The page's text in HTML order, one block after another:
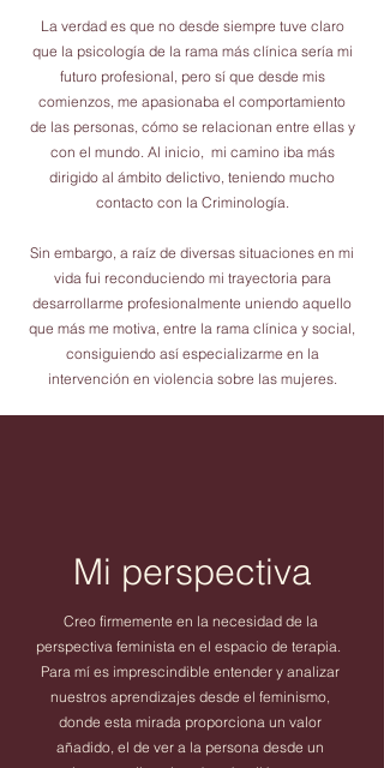
La verdad es que no desde siempre tuve claro
que la psicología de la rama más clínica sería mi
futuro profesional, pero sí que desde mis
comienzos, me apasionaba el comportamiento
de las personas, cómo se relacionan entre ellas y
con el mundo. Al inicio, mi camino iba más
dirigido al ámbito delictivo, teniendo mucho
contacto con la Criminología.
Sin embargo, a raíz de diversas situaciones en mi
vida fui reconduciendo mi trayectoria para
desarrollarme profesionalmente uniendo aquello
que más me motiva, entre la rama clínica y social,
consiguiendo así especializarme en la
intervención en violencia sobre las mujeres.
Mi perspectiva
Creo firmemente en la necesidad de la
perspectiva feminista en el espacio de terapia.
Para mí es imprescindible entender y analizar
nuestros aprendizajes desde el feminismo,
donde esta mirada proporciona un valor
añadido, el de ver a la persona desde un